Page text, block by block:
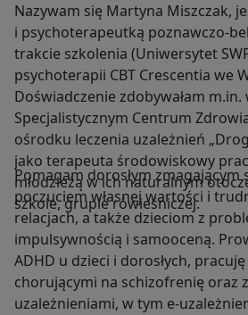
Nazywam się Martyna Miszczak,
i psychoterapeutką poznawczo-
trakcie szkolenia (Uniwersytet
psychoterapii CBT Crescentia we
Doświadczenie zdobywałam
Specjalistycznym Centrum
ośrodku leczenia uzależnień
jako terapeuta środowiskowy
młodzieżą w ich naturalnym
szkole, grupie rówieśniczej.
Pomagam dorosłym zmagającym
poczuciem własnej wartości i
relacjach, a także dzieciom z
impulsywnością i samooceną.
ADHD u dzieci i dorosłych,
chorującymi na schizofrenię oraz
uzależnieniami, w tym e-